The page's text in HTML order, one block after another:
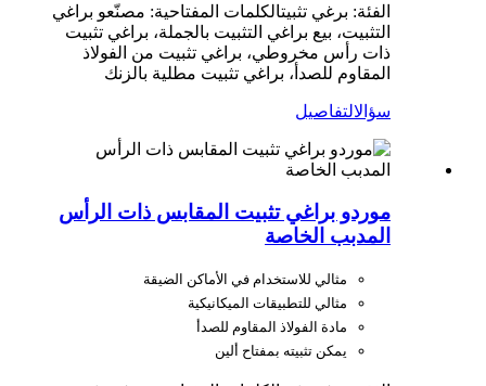
الفئة: برغي تثبيتالكلمات المفتاحية: مصنّعو براغي
التثبيت، بيع براغي التثبيت بالجملة، براغي تثبيت
ذات رأس مخروطي، براغي تثبيت من الفولاذ
المقاوم للصدأ، براغي تثبيت مطلية بالزنك
سؤالالتفاصيل
موردو براغي تثبيت المقابس ذات الرأس
المدبب الخاصة
مثالي للاستخدام في الأماكن الضيقة
مثالي للتطبيقات الميكانيكية
مادة الفولاذ المقاوم للصدأ
يمكن تثبيته بمفتاح ألين